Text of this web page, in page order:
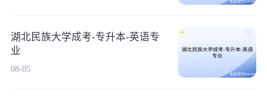
湖北民族大学成考-专升本-英语专
业
08-05